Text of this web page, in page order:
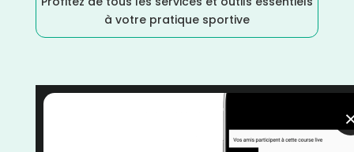
à votre pratique sportive
Distance Semi/